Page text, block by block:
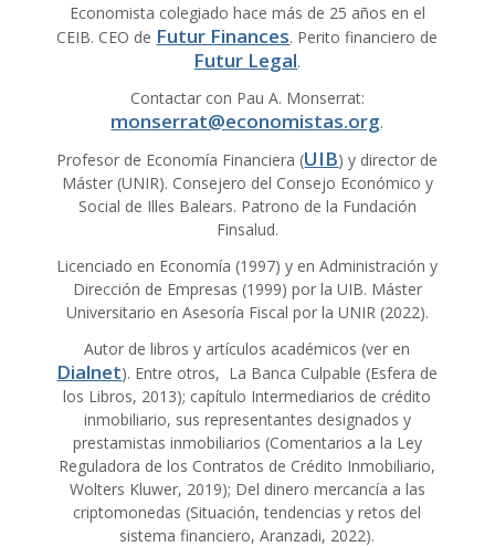
Economista colegiado hace más de 25 años en el
CEIB. CEO de Futur Finances. Perito financiero de
Futur Legal.
Contactar con Pau A. Monserrat:
monserrat@economistas.org.
Profesor de Economía Financiera (UIB) y director de
Máster (UNIR). Consejero del Consejo Económico y
Social de Illes Balears. Patrono de la Fundación
Finsalud.
Licenciado en Economía (1997) y en Administración y
Dirección de Empresas (1999) por la UIB. Máster
Universitario en Asesoría Fiscal por la UNIR (2022).
Autor de libros y artículos académicos (ver en
Dialnet). Entre otros, La Banca Culpable (Esfera de
los Libros, 2013); capítulo Intermediarios de crédito
inmobiliario, sus representantes designados y
prestamistas inmobiliarios (Comentarios a la Ley
Reguladora de los Contratos de Crédito Inmobiliario,
Wolters Kluwer, 2019); Del dinero mercancía a las
criptomonedas (Situación, tendencias y retos del
sistema financiero, Aranzadi, 2022).